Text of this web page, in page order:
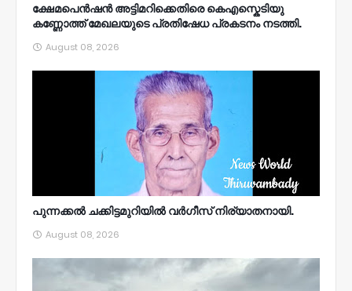
ക്ഷേമപെൻഷൻ അട്ടിമറിക്കെതിരെ കെഎസ്കെടിയു
കണ്ണോത്ത് മേഖലയുടെ പ്രതിഷേധ പ്രകടനം നടത്തി.
August 08, 2026
പുന്നക്കൽ ചക്കിട്ടമുറിയിൽ വർഗീസ് നിര്യാതനായി.
August 08, 2026